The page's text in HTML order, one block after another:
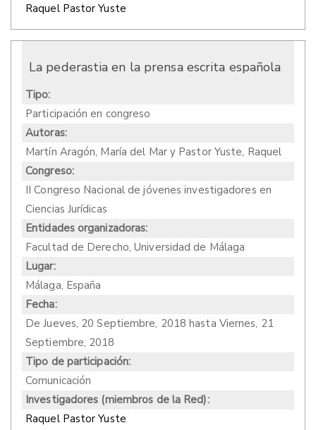
Raquel Pastor Yuste
La pederastia en la prensa escrita española
Tipo:
Participación en congreso
Autoras:
Martín Aragón, María del Mar y Pastor Yuste, Raquel
Congreso:
II Congreso Nacional de jóvenes investigadores en
Ciencias Jurídicas
Entidades organizadoras:
Facultad de Derecho, Universidad de Málaga
Lugar:
Málaga, España
Fecha:
DeJueves, 20 Septiembre, 2018 hasta Viernes, 21
Septiembre, 2018
Tipo de participación:
Comunicación
Investigadores (miembros de la Red):
Raquel Pastor Yuste